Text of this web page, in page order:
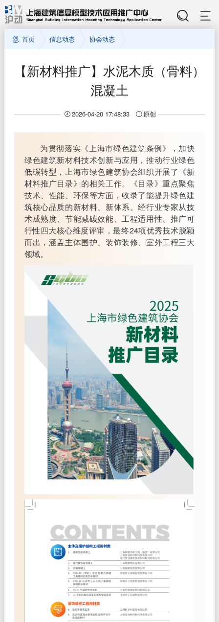
首页 信息动态 协会动态
【新材料推广】水泥木质（骨料）
混凝土
2026-04-20 17:48:33 原创
为贯彻落实《上海市绿色建筑条例》，加快
绿色建筑新材料技术创新与应用，推动行业绿色
低碳转型，上海市绿色建筑协会组织开展了《新
材料推广目录》的相关工作。《目录》重点聚焦
技术、性能、环保等方面，收录了能提升绿色建
筑核心品质的新材料、新体系。经行业专家从技
术成熟度、节能减碳效能、工程适用性、推广可
行性四大核心维度评审，最终24项优秀技术脱颖
而出，涵盖主体围护、装饰装修、室外工程三大
领域。